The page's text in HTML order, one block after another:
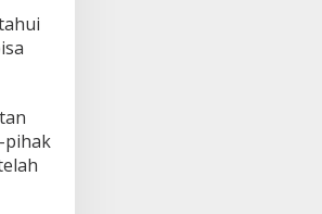
pihak